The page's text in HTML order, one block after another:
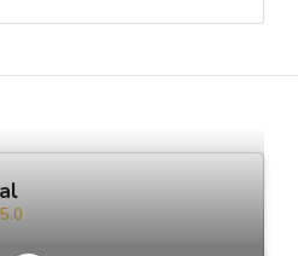
5.0